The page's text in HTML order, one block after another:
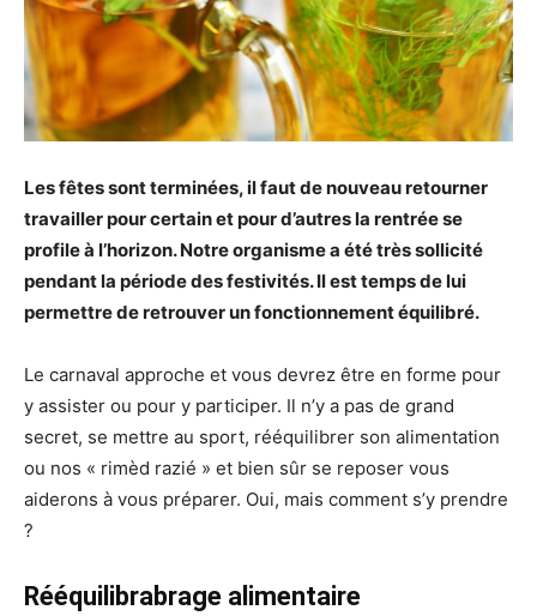
Les fêtes sont terminées, il faut de nouveau retourner
travailler pour certain et pour d’autres la rentrée se
profile à l’horizon. Notre organisme a été très sollicité
pendant la période des festivités. Il est temps de lui
permettre de retrouver un fonctionnement équilibré.
Le carnaval approche et vous devrez être en forme pour
y assister ou pour y participer. Il n’y a pas de grand
secret, se mettre au sport, rééquilibrer son alimentation
ou nos « rimèd razié » et bien sûr se reposer vous
aiderons à vous préparer. Oui, mais comment s’y prendre
?
Rééquilibrabrage alimentaire